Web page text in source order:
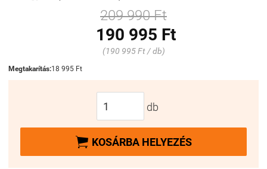
209 990 Ft
190 995 Ft
(190 995 Ft / db)
Megtakarítás:18 995 Ft
db
 KOSÁRBA HELYEZÉS